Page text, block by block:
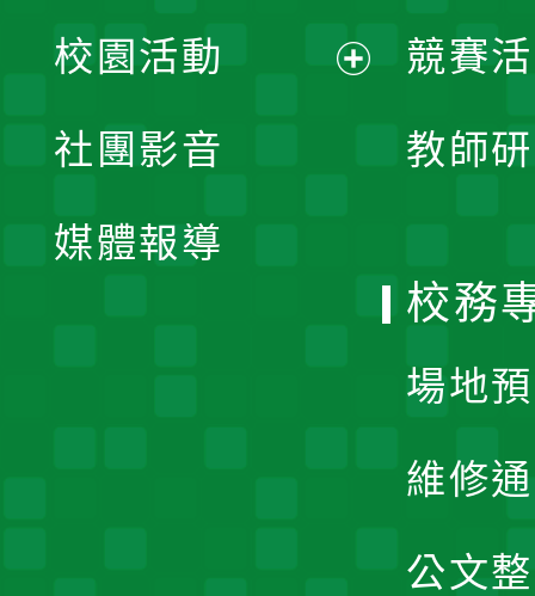
競賽
教師
開
校園活動
社團影音
媒體報導
校務
場地
維修
公文